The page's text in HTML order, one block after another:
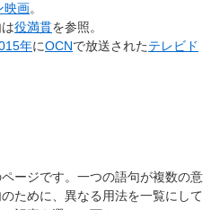
映画。
役満貫を参照。
年にOCNで放送されたテレビド
ージです。一つの語句が複数の意
ために、異なる用法を一覧にして